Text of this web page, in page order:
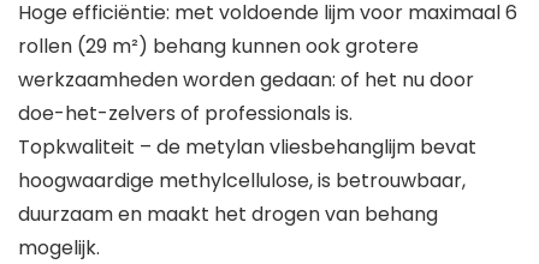
Hoge efficiëntie: met voldoende lijm voor maximaal 6
rollen (29 m²) behang kunnen ook grotere
werkzaamheden worden gedaan: of het nu door
doe-het-zelvers of professionals is.
Topkwaliteit – de metylan vliesbehanglijm bevat
hoogwaardige methylcellulose, is betrouwbaar,
duurzaam en maakt het drogen van behang
mogelijk.